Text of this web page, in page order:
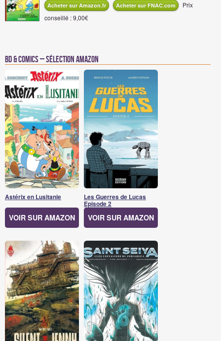
Acheter sur Amazon.fr Acheter sur FNAC.com
Prix
conseillé : 9,00€
BD & Comics – Sélection Amazon
Astérix en Lusitanie
VOIR SUR AMAZON
Les Guerres de Lucas
Episode 2
VOIR SUR AMAZON